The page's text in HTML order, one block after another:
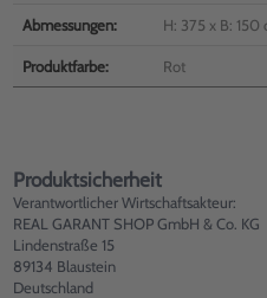
Abmessungen: H: 375 x B:
Produktfarbe: Rot
Produktsicherheit
Verantwortlicher Wirtschaftsakteur:
REAL GARANT SHOP GmbH & Co. KG
Lindenstraße 15
89134 Blaustein
Deutschland